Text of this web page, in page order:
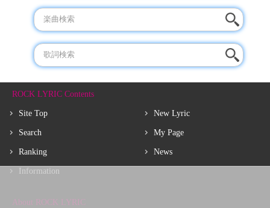
ROCK LYRIC Contents
Site Top
Search
Ranking
Information
New Lyric
My Page
News
About ROCK LYRIC